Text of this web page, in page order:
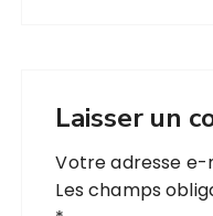
Laisser un
Votre adresse e-
Les champs